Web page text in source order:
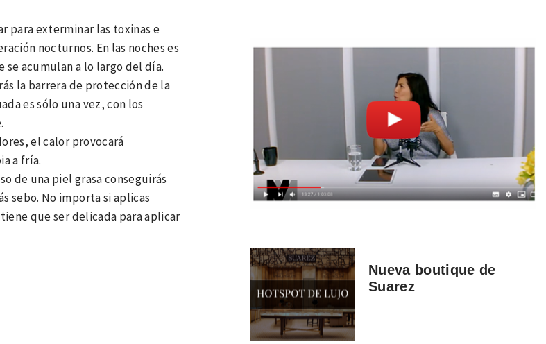
para exterminar las toxinas e
nocturnos. En las noches es
acumulan a lo largo del día.
la barrera de protección de la
es sólo una vez, con los
el calor provocará
a fría.
de una piel grasa conseguirás
sebo. No importa si aplicas
que ser delicada para aplicar
Nueva boutique de
Suarez